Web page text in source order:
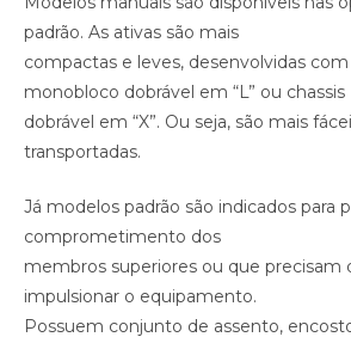
padrão. As ativas são mais
compactas e leves, desenvolvidas com
monobloco dobrável em “L” ou chassis
dobrável em “X”. Ou seja, são mais
transportadas.
Já modelos padrão são indicados para
comprometimento dos
membros superiores ou que precisam
impulsionar o equipamento.
Possuem conjunto de assento,